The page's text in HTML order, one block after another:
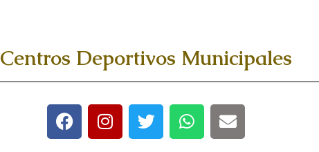
Centros Deportivos Municipales